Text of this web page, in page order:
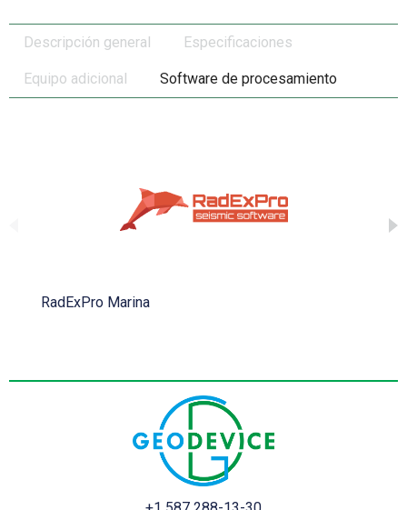
Descripción general Especificaciones
Equipo adicional Software de procesamiento
RadExPro Marina